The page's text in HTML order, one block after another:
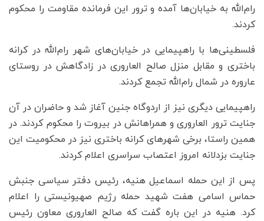
رام‌الله به خیابان‌ها آمده و ترور این فرمانده مقاومت را محکوم
کردند.
فلسطینی‌ها با راهپیمایی در خیابان‌های شهر رام‌الله در کرانه
باختری و مقابل منزل صالح العاروری در زادگاهش در روستای
عاروره در شمال رام‌الله تجمع کردند.
راهپیمایی دیگری نیز از اردوگاه جنین آغاز شد و حاضران در آن
جنایت ترور العاروری و همراهانش در بیروت را محکوم کردند. در
همین راستا، برخی شهرهای کرانه باختری نیز در محکومیت این
جنایت بزدلانه امروز اعتصاب سراسری اعلام کردند.
پس از این حمله اسماعیل هنیه، رئیس دفتر سیاسی جنبش
حماس اسامی هفت شهید حمله رژیم صهیونیستی را اعلام
کرد. هنیه در این باره گفت که صالح العاروری معاون رئیس